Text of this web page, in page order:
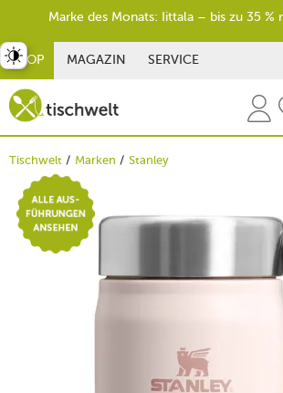
SHOP MAGAZIN SERVICE
Tischwelt Marken Stanley
umschalten
Marke des Monats: Iittala – bis zu 35 %